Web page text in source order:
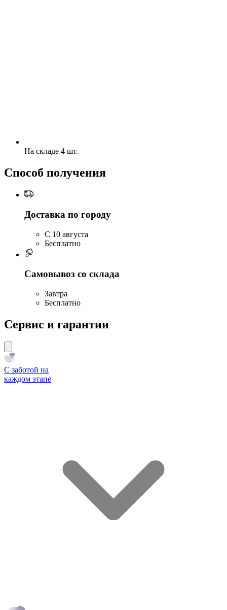
На складе 4 шт.
Способ получения
Доставка по городу
C 10 августа
Бесплатно
Самовывоз со склада
Завтра
Бесплатно
Сервис и гарантии
С заботой на
каждом этапе